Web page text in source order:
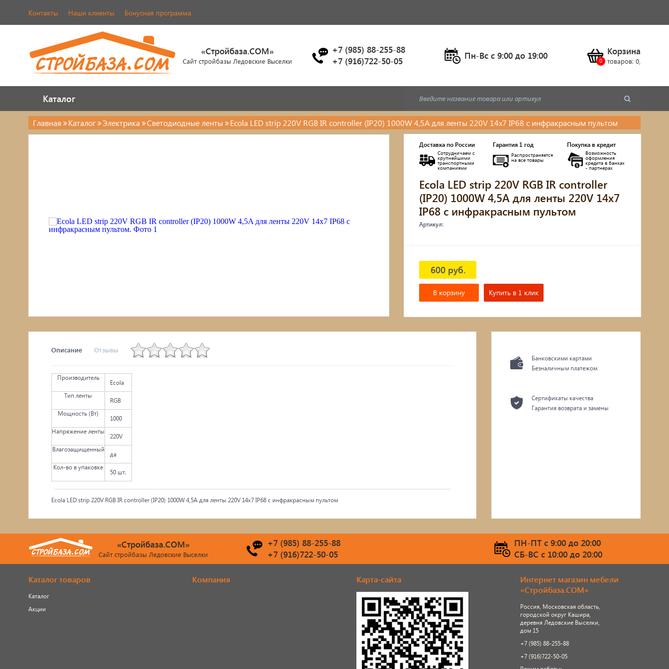
Контакты Наши клиенты Бонусная программа
«Стройбаза.COM»
Сайт стройбазы Ледовские Выселки
+7 (985) 88-255-88
+7 (916)722-50-05
Пн-Вс c 9:00 до 19:00 Корзина
товаров: 0,
Каталог
Каталог
Электрика
Главная Каталог Электрика Светодиодные ленты Ecola LED strip 220V RGB IR controller (IP20) 1000W 4,5A для ленты 220V 14x7 IP68 с инфракрасным пультом
Доставка по России
Сотрудничаем с
крупнейшими
транспортными
компаниями
Гарантия 1 год
Распространяется
на все товары
Покупка в кредит
Возможность
оформления
кредита в банках
- партнерах
Ecola LED strip 220V RGB IR controller
(IP20) 1000W 4,5A для ленты 220V 14x7
IP68 с инфракрасным пультом
Артикул:
600 руб.
В корзину Купить в 1 клик
Описание Отзывы
Производитель
Ecola
Тип ленты
RGB
Мощность (Вт)
1000
Напряжение ленты
220V
Влагозащищенный
да
Кол-во в упаковке
50 шт.
Ecola LED strip 220V RGB IR controller (IP20) 1000W 4,5A для ленты 220V 14x7 IP68 с инфракрасным пультом
Банковскими картами
Безналичным платежом
Сертификаты качества
Гарантия возврата и замены
«Стройбаза.COM»
Сайт стройбазы Ледовские Выселки
+7 (985) 88-255-88
+7 (916)722-50-05
ПН-ПТ c 9:00 до 20:00
СБ-ВС c 10:00 до 20:00
Каталог товаров
Каталог
Акции
Компания Карта-сайта
Интернет магазин мебели
«Стройбаза.COM»
Россия, Московская область,
городской округ Кашира,
деревня Ледовские Выселки,
дом 15
+7 (985) 88-255-88
+7 (916)722-50-05